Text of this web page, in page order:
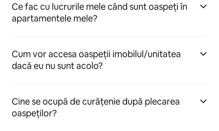
Ce fac cu lucrurile mele când sunt oaspeți în
apartamentele mele?
Cum vor accesa oaspeții imobilul/unitatea
dacă eu nu sunt acolo?
Cine se ocupă de curățenie după plecarea
oaspeților?